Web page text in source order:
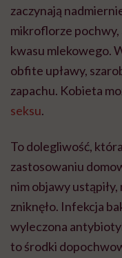
zaczynają
mikroflorze pochwy,
kwasu mlekowego.
obfite upławy,
zapachu. Kobieta
seksu.
To dolegliwość,
zastosowaniu
nim objawy
zniknęło. Infekcja
wyleczona
to środki